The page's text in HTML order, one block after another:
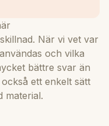
När vi vet var
och vilka
bättre svar än
ett enkelt sätt
material.